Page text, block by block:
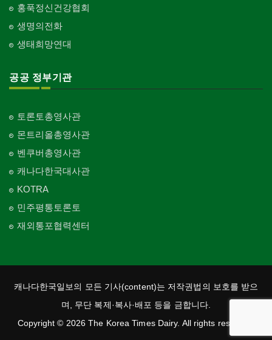
홍푹정신건강협회
생명의전화
생태희망연대
공공 정부기관
토론토총영사관
몬트리올총영사관
벤쿠버총영사관
캐나다한국대사관
KOTRA
민주평통토론토
재외통포협력센터
캐나다한국일보의 모든 기사(content)는 저작권법의 보호를 받으
며, 무단 복제·복사·배포 등을 금합니다.
Copyright © 2026 The Korea Times Dairy. All rights reserved.